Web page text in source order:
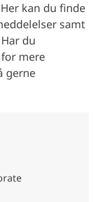
kan du finde
samt
du
mere
gerne